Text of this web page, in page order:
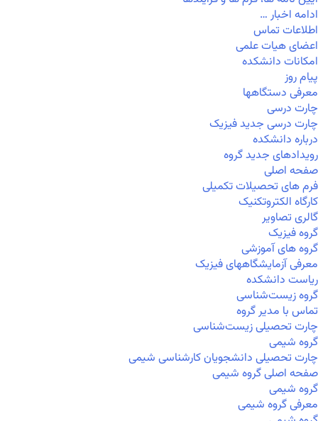
ادامه اخبار …
اطلاعات تماس
اعضای هیات علمی
امکانات دانشکده
پیام روز
معرفی دستگاهها
چارت درسی
چارت درسی جدید فیزیک
درباره دانشکده
رویدادهای جدید گروه
صفحه اصلی
فرم های تحصیلات تکمیلی
کارگاه الکتروتکنیک
گالری تصاویر
گروه فیزیک
گروه های آموزشی
معرفی آزمایشگاههای فیزیک
ریاست دانشکده
گروه زیست‌شناسی
تماس با مدیر گروه
چارت تحصیلی زیست‌شناسی
گروه شیمی
چارت تحصیلی دانشجویان کارشناسی شیمی
صفحه اصلی گروه شیمی
گروه شیمی
معرفی گروه شیمی